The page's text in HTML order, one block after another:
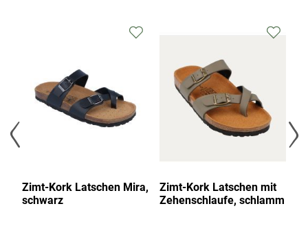
Zimt-Kork Latschen Mira,
schwarz
Zimt-Kork Latschen mit
Zehenschlaufe, schlamm